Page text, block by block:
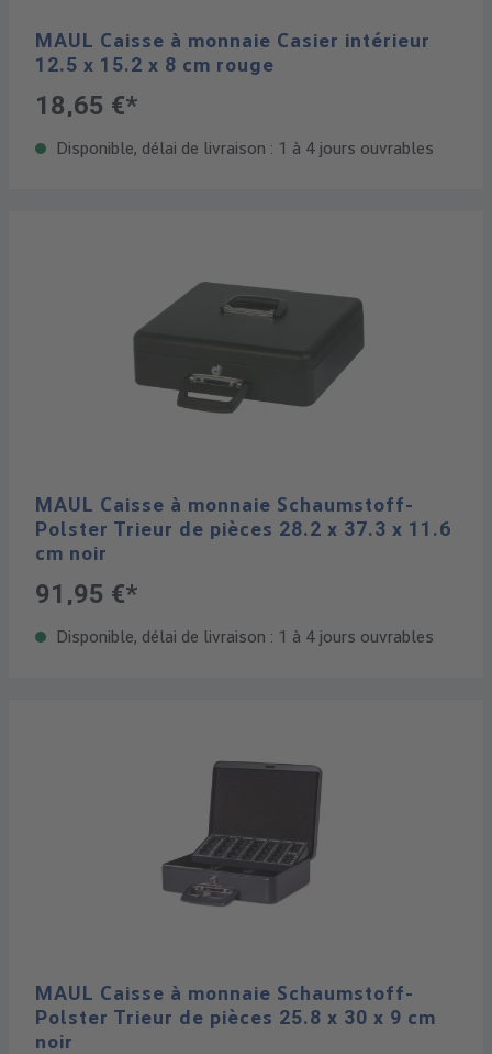
MAUL Caisse à monnaie Casier intérieur
12.5 x 15.2 x 8 cm rouge
18,65 €*
Disponible, délai de livraison : 1 à 4 jours ouvrables
MAUL Caisse à monnaie Schaumstoff-
Polster Trieur de pièces 28.2 x 37.3 x 11.6
cm noir
91,95 €*
Disponible, délai de livraison : 1 à 4 jours ouvrables
MAUL Caisse à monnaie Schaumstoff-
Polster Trieur de pièces 25.8 x 30 x 9 cm
noir